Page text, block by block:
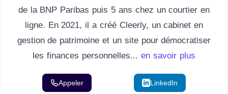
de la BNP Paribas puis 5 ans chez un courtier en
ligne. En 2021, il a créé Cleerly, un cabinet en
gestion de patrimoine et un site pour démocratiser
les finances personnelles... en savoir plus
Appeler LinkedIn